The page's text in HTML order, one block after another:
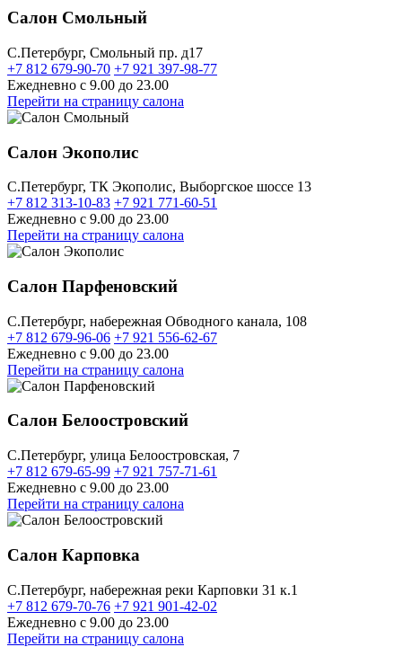
Салон Смольный
C.Петербург, Смольный пр. д17
+7 812 679-90-70 +7 921 397-98-77
Ежедневно с 9.00 до 23.00
Перейти на страницу салона
Салон Экополис
C.Петербург, ТК Экополис, Выборгское шоссе 13
+7 812 313-10-83 +7 921 771-60-51
Ежедневно с 9.00 до 23.00
Перейти на страницу салона
Салон Парфеновский
C.Петербург, набережная Обводного канала, 108
+7 812 679-96-06 +7 921 556-62-67
Ежедневно с 9.00 до 23.00
Перейти на страницу салона
Салон Белоостровский
C.Петербург, улица Белоостровская, 7
+7 812 679-65-99 +7 921 757-71-61
Ежедневно с 9.00 до 23.00
Перейти на страницу салона
Салон Карповка
C.Петербург, набережная реки Карповки 31 к.1
+7 812 679-70-76 +7 921 901-42-02
Ежедневно с 9.00 до 23.00
Перейти на страницу салона